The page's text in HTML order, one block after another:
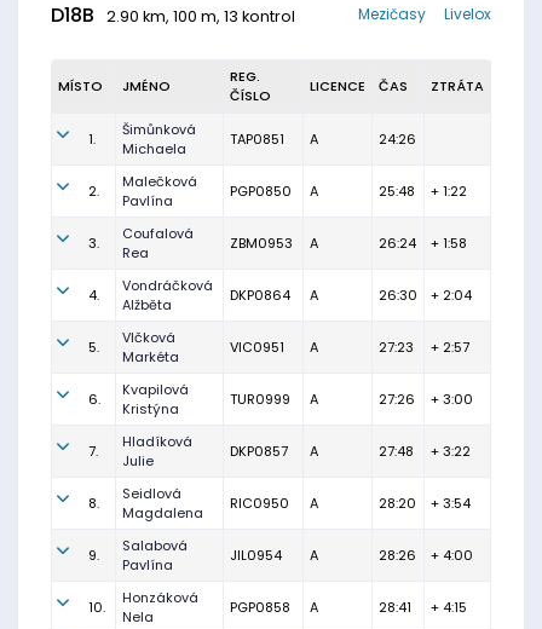
D18B 2.90 km, 100 m, 13 kontrol Livelox
Mezičasy
MÍSTO JMÉNO
REG.
ČÍSLO
LICENCE ČAS ZTRÁTA
1.
Šimůnková
Michaela
TAP0851 A 24:26
2.
Malečková
Pavlína
PGP0850 A 25:48 + 1:22
3.
Coufalová
Rea
ZBM0953 A 26:24 + 1:58
4.
Vondráčková
Alžběta
DKP0864 A 26:30 + 2:04
5.
Vlčková
Markéta
VIC0951 A 27:23 + 2:57
6.
Kvapilová
Kristýna
TUR0999 A 27:26 + 3:00
7.
Hladíková
Julie
DKP0857 A 27:48 + 3:22
8.
Seidlová
Magdalena
RIC0950 A 28:20 + 3:54
9.
Salabová
Pavlína
JIL0954 A 28:26 + 4:00
10.
Honzáková
Nela
PGP0858 A 28:41 + 4:15